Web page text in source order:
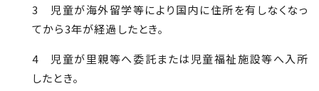
3 児童が海外留学等により国内に住所を有しなくなっ
てから3年が経過したとき。
4 児童が里親等へ委託または児童福祉施設等へ入所
したとき。